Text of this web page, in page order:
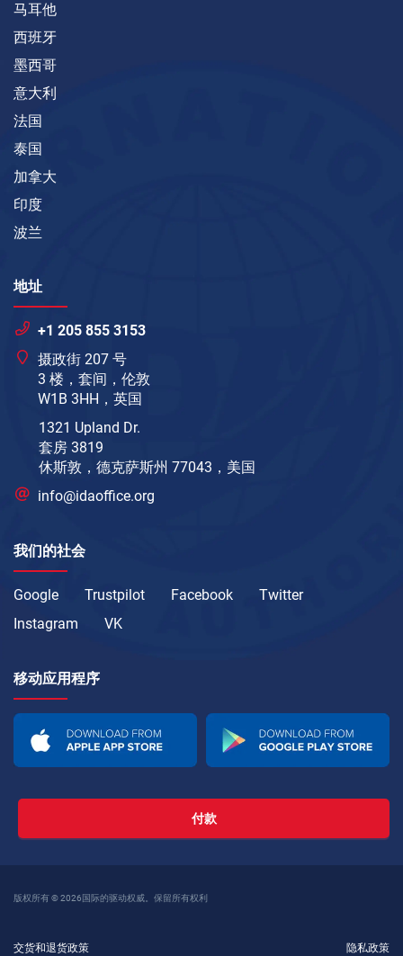
马耳他
西班牙
墨西哥
意大利
法国
泰国
加拿大
印度
波兰
地址
+1 205 855 3153
摄政街 207 号
3 楼，套间，伦敦
W1B 3HH，英国
1321 Upland Dr.
套房 3819
休斯敦，德克萨斯州 77043，美国
info@idaoffice.org
我们的社会
Google Trustpilot Facebook
Twitter
Instagram
VK
移动应用程序
付款
版权所有 © 2026国际的驱动权威。保留所有权利
交货和退货政策 隐私政策